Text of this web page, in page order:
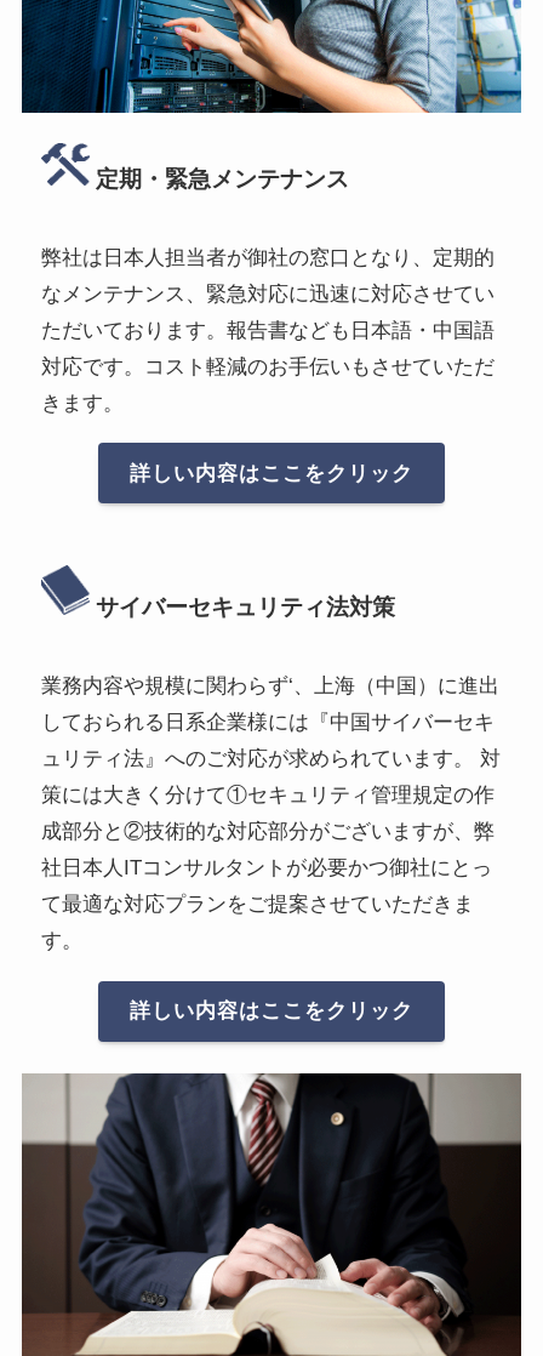
定期・緊急メンテナンス
弊社は日本人担当者が御社の窓口となり、定期的
なメンテナンス、緊急対応に迅速に対応させてい
ただいております。報告書なども日本語・中国語
対応です。コスト軽減のお手伝いもさせていただ
きます。
詳しい内容はここをクリック
サイバーセキュリティ法対策
業務内容や規模に関わらず‘、上海（中国）に進出
しておられる日系企業様には『中国サイバーセキ
ュリティ法』へのご対応が求められています。 対
策には大きく分けて①セキュリティ管理規定の作
成部分と②技術的な対応部分がございますが、弊
社日本人ITコンサルタントが必要かつ御社にとっ
て最適な対応プランをご提案させていただきま
す。
詳しい内容はここをクリック